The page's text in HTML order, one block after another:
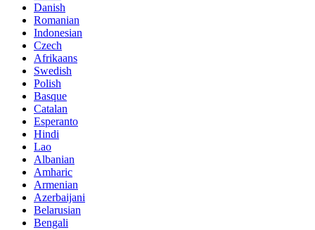
Danish
Romanian
Indonesian
Czech
Afrikaans
Swedish
Polish
Basque
Catalan
Esperanto
Hindi
Lao
Albanian
Amharic
Armenian
Azerbaijani
Belarusian
Bengali